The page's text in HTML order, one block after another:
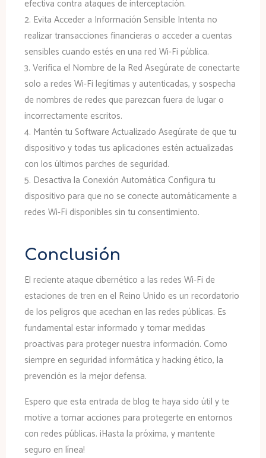
efectiva contra ataques de interceptación.
2. Evita Acceder a Información SensibleIntenta no
realizar transacciones financieras o acceder a cuentas
sensibles cuando estés en una red Wi-Fi pública.
3. Verifica el Nombre de la Red Asegúrate de conectarte
solo a redes Wi-Fi legítimas y autenticadas, y sospecha
de nombres de redes que parezcan fuera de lugar o
incorrectamente escritos.
4. Mantén tu Software Actualizado Asegúrate de que tu
dispositivo y todas tus aplicaciones estén actualizadas
con los últimos parches de seguridad.
5. Desactiva la Conexión Automática Configura tu
dispositivo para que no se conecte automáticamente a
redes Wi-Fi disponibles sin tu consentimiento.
Conclusión
El reciente ataque cibernético a las redes Wi-Fi de
estaciones de tren en el Reino Unido es un recordatorio
de los peligros que acechan en las redes públicas. Es
fundamental estar informado y tomar medidas
proactivas para proteger nuestra información. Como
siempre en seguridad informática y hacking ético, la
prevención es la mejor defensa.
Espero que esta entrada de blog te haya sido útil y te
motive a tomar acciones para protegerte en entornos
con redes públicas. ¡Hasta la próxima, y mantente
seguro en línea!